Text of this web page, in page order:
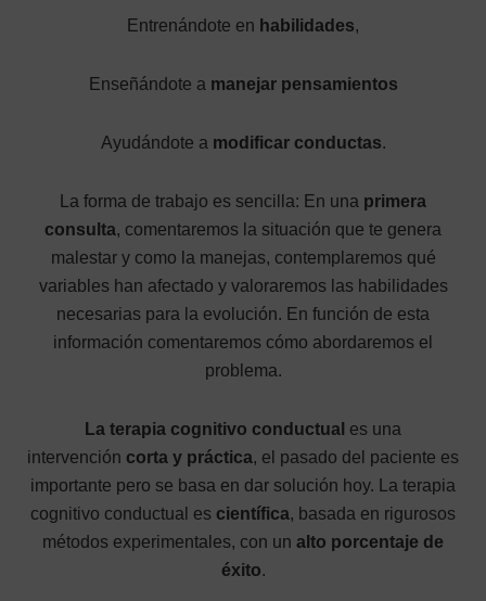
Entrenándote en habilidades,
Enseñándote a manejar pensamientos
Ayudándote a modificar conductas.
La forma de trabajo es sencilla: En una primera
consulta, comentaremos la situación que te genera
malestar y como la manejas, contemplaremos qué
variables han afectado y valoraremos las habilidades
necesarias para la evolución. En función de esta
información comentaremos cómo abordaremos el
problema.
La terapia cognitivo conductual es una
intervención corta y práctica, el pasado del paciente es
importante pero se basa en dar solución hoy. La terapia
cognitivo conductual es científica, basada en rigurosos
métodos experimentales, con un alto porcentaje de
éxito.